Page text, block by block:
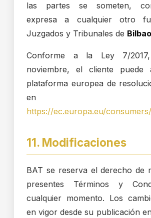
las partes se someten,
expresa a cualquier otro
Juzgados y Tribunales de Bilbao
Conforme a la Ley 7/
noviembre, el cliente
plataforma europea de
en
https://ec.europa.eu/
11. Modificaciones
BAT se reserva el derecho de
presentes Términos y
cualquier momento. Los
en vigor desde su publicación